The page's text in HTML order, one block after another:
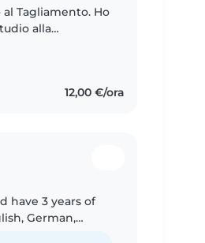
Ho
12,00 €/ora
have 3 years of
German,